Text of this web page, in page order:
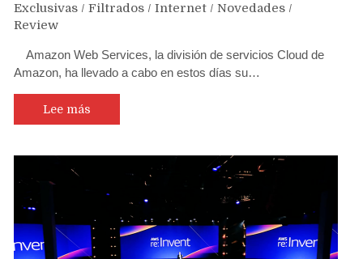
Exclusivas / Filtrados / Internet / Novedades /
Review
Amazon Web Services, la división de servicios Cloud de
Amazon, ha llevado a cabo en estos días su…
Lee más